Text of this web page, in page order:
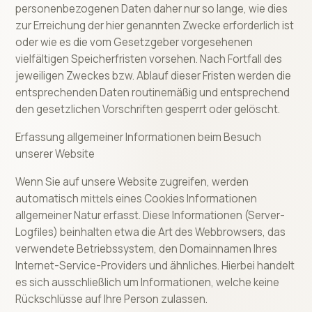
personenbezogenen Daten daher nur so lange, wie dies
zur Erreichung der hier genannten Zwecke erforderlich ist
oder wie es die vom Gesetzgeber vorgesehenen
vielfältigen Speicherfristen vorsehen. Nach Fortfall des
jeweiligen Zweckes bzw. Ablauf dieser Fristen werden die
entsprechenden Daten routinemäßig und entsprechend
den gesetzlichen Vorschriften gesperrt oder gelöscht.
Erfassung allgemeiner Informationen beim Besuch
unserer Website
Wenn Sie auf unsere Website zugreifen, werden
automatisch mittels eines Cookies Informationen
allgemeiner Natur erfasst. Diese Informationen (Server-
Logfiles) beinhalten etwa die Art des Webbrowsers, das
verwendete Betriebssystem, den Domainnamen Ihres
Internet-Service-Providers und ähnliches. Hierbei handelt
es sich ausschließlich um Informationen, welche keine
Rückschlüsse auf Ihre Person zulassen.